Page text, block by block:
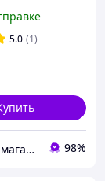
5.0 (1)
Интернет-магазин брендовой обуви ShoesLike 98%